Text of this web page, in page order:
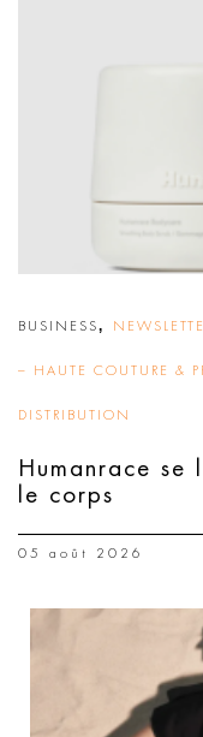
BUSINESS,
– HAUTE COUTURE &
DISTRIBUTION
Humanrace se
le corps
05 août 2026